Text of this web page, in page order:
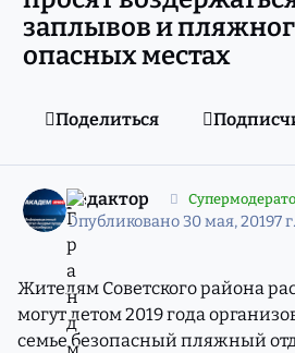
заплывов и
опасных местах
Поделиться
редактор
Опубликовано30 мая, 20197 г.
Жителям Советского района
могут летом 2019 года
семье безопасный пляжный